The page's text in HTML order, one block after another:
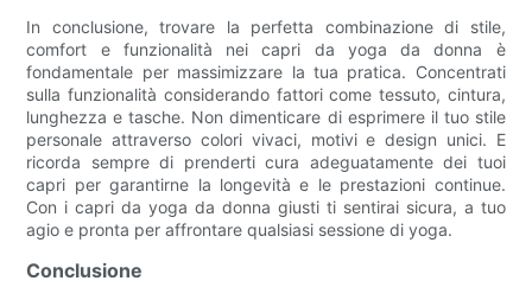
In conclusione, trovare la perfetta combinazione di stile,
comfort e funzionalità nei capri da yoga da donna è
fondamentale per massimizzare la tua pratica. Concentrati
sulla funzionalità considerando fattori come tessuto, cintura,
lunghezza e tasche. Non dimenticare di esprimere il tuo stile
personale attraverso colori vivaci, motivi e design unici. E
ricorda sempre di prenderti cura adeguatamente dei tuoi
capri per garantirne la longevità e le prestazioni continue.
Con i capri da yoga da donna giusti ti sentirai sicura, a tuo
agio e pronta per affrontare qualsiasi sessione di yoga.
Conclusione